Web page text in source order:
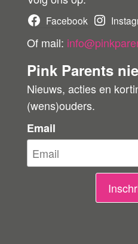
Facebook
Of mail:
Pink Parents
Nieuws, acties en
(wens)ouders.
Email